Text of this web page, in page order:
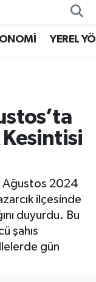
YEREL
Ağustos 2024
ilçesinde
duyurdu. Bu
şahıs
gün